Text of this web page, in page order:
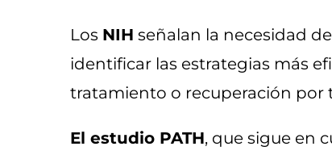
Los NIH señalan la necesidad
identificar las estrategias más
tratamiento o recuperación por
El estudio PATH, que sigue en